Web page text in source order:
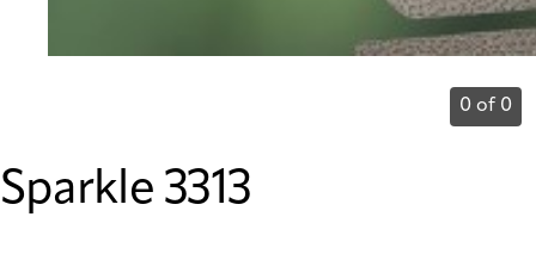
0 of 0
Sparkle 3313